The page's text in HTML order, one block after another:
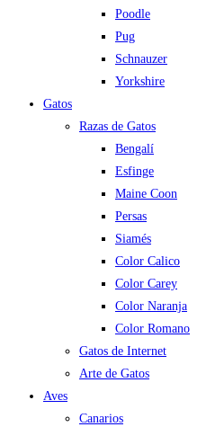
Poodle
Pug
Schnauzer
Yorkshire
Gatos
Razas de Gatos
Bengalí
Esfinge
Maine Coon
Persas
Siamés
Color Calico
Color Carey
Color Naranja
Color Romano
Gatos de Internet
Arte de Gatos
Aves
Canarios